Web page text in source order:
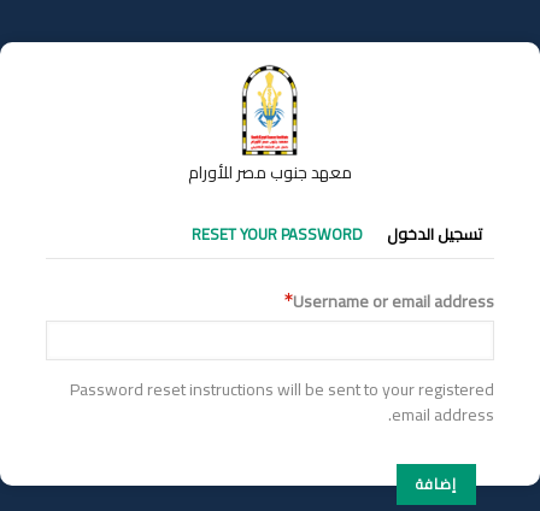
إلى
المحتوى
معهد جنوب مصر للأورام
التبويبات
الأساسية
تسجيل الدخول RESET YOUR PASSWORD
Username or email address
Password reset instructions will be sent to your registered
email address.